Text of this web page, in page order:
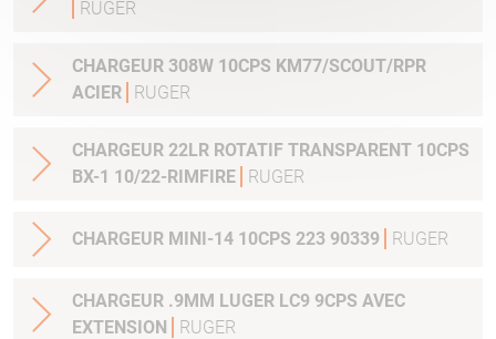
RUGER
CHARGEUR 308W 10CPS KM77/SCOUT/RPR
ACIER
RUGER
CHARGEUR 22LR ROTATIF TRANSPARENT 10CPS
BX-1 10/22-RIMFIRE
RUGER
CHARGEUR MINI-14 10CPS 223 90339 RUGER
CHARGEUR .9MM LUGER LC9 9CPS AVEC
EXTENSION
RUGER